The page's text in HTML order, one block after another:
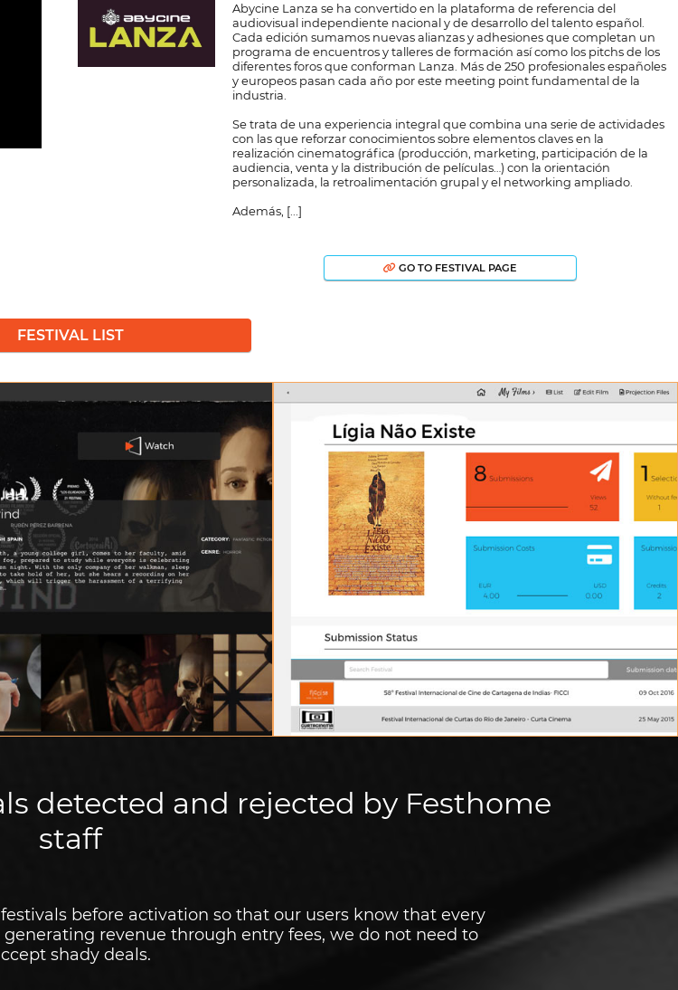
Abycine Lanza se ha convertido en la plataforma de referencia del
audiovisual independiente nacional y de desarrollo del talento español.
Cada edición sumamos nuevas alianzas y adhesiones que completan un
programa de encuentros y talleres de formación así como los pitchs de los
diferentes foros que conforman Lanza. Más de 250 profesionales españoles
y europeos pasan cada año por este meeting point fundamental de la
industria.
Se trata de una experiencia integral que combina una serie de actividades
con las que reforzar conocimientos sobre elementos claves en la
realización cinematográfica (producción, marketing, participación de la
audiencia, venta y la distribución de películas…) con la orientación
personalizada, la retroalimentación grupal y el networking ampliado.
Además, [...]
GO TO FESTIVAL PAGE
FESTIVAL LIST
quality
detected and rejected by Festhome
staff
before activation so that our users know that every
revenue through entry fees, we do not need to
shady deals.